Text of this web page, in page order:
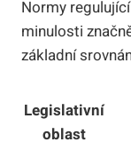
Normy
minulosti
základní
Legislativní
oblast